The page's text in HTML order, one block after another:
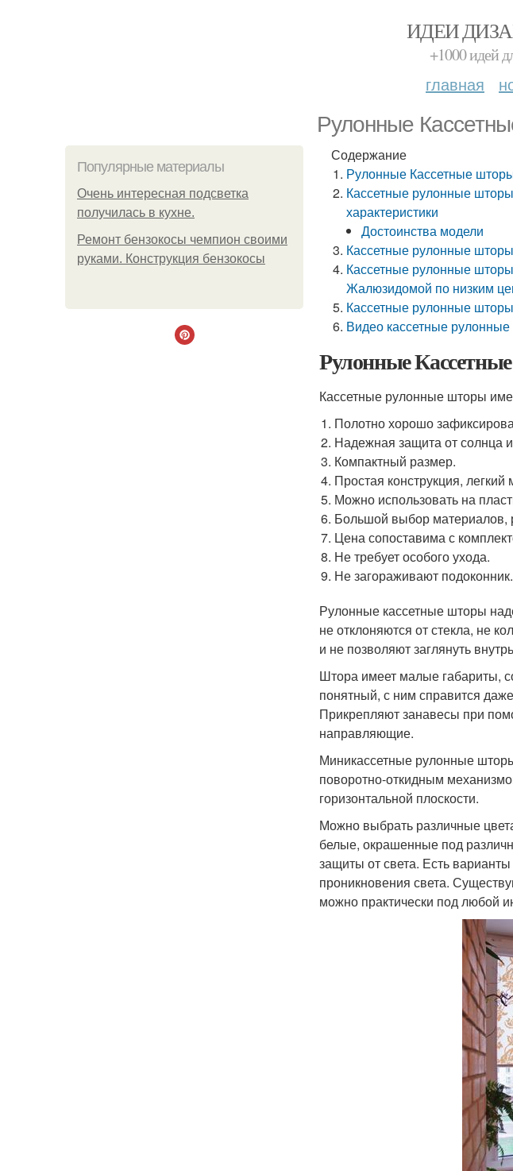
ИДЕИ
+1000 идей
главная
Рулонные
Популярные материалы
Очень интересная подсветка
получилась в кухне.
Ремонт бензокосы чемпион своими
руками. Конструкция бензокосы
Содержание
Рулонные Кассетные
Кассетные рулонные
характеристики
Достоинства модели
Кассетные рулонные
Кассетные рулонные
Жалюзидомой по низким
Кассетные рулонные
Видео кассетные
Рулонные
Кассетные рулонные шторы
Полотно хорошо
Надежная защита от солнца
Компактный размер.
Простая конструкция, легкий
Можно использовать на
Большой выбор материалов,
Цена сопоставима с
Не требует особого ухода.
Не загораживают
Рулонные кассетные шторы
не отклоняются от стекла, не
и не позволяют заглянуть
Штора имеет малые габариты,
понятный, с ним справится
Прикрепляют занавесы при
направляющие.
Миникассетные рулонные
поворотно-откидным
горизонтальной плоскости.
Можно выбрать различные
белые, окрашенные под
защиты от света. Есть
проникновения света.
можно практически под любой